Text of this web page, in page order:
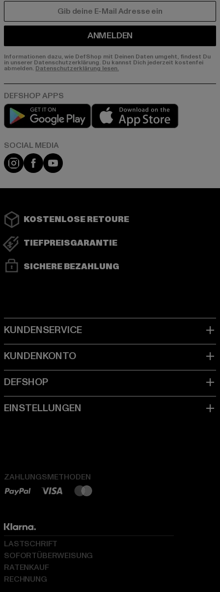
ANMELDEN
Informationen dazu, wie DefShop mit Deinen Daten umgeht, findest Du
in unserer Datenschutzerklärung. Du kannst Dich jederzeit kostenfei
abmelden. Datenschutzerklärung lesen.
Play market
Instagram
FacebookYouTube
KOSTENLOSE RETOURE
TIEFPREISGARANTIE
SICHERE BEZAHLUNG
ZAHLUNGSMETHODEN
LASTSCHRIFT
SOFORTÜBERWEISUNG
RATENKAUF
RECHNUNG